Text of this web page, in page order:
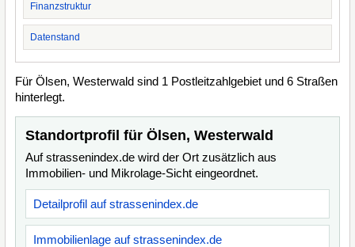
Finanzstruktur
Datenstand
Für Ölsen, Westerwald sind 1 Postleitzahlgebiet und 6 Straßen
hinterlegt.
Standortprofil für Ölsen, Westerwald
Auf strassenindex.de wird der Ort zusätzlich aus
Immobilien- und Mikrolage-Sicht eingeordnet.
Detailprofil auf strassenindex.de
Immobilienlage auf strassenindex.de